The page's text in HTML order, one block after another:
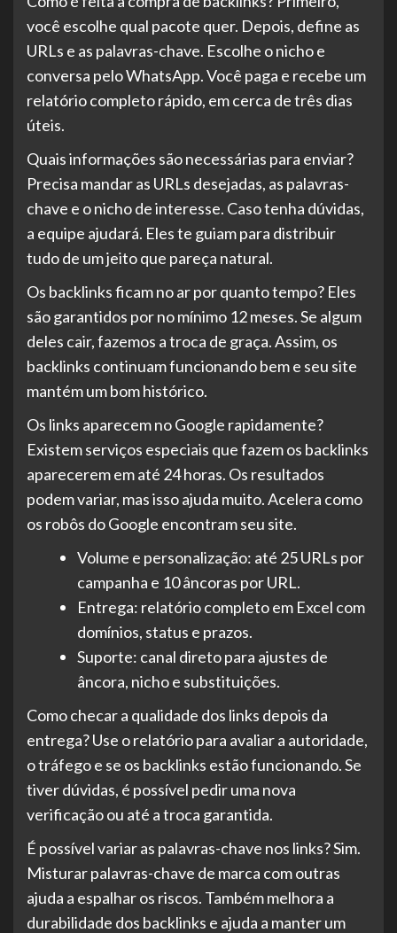
você escolhe qual pacote quer. Depois, define as
URLs e as palavras-chave. Escolhe o nicho e
conversa pelo WhatsApp. Você paga e recebe um
relatório completo rápido, em cerca de três dias
úteis.
Quais informações são necessárias para enviar?
Precisa mandar as URLs desejadas, as palavras-
chave e o nicho de interesse. Caso tenha dúvidas,
a equipe ajudará. Eles te guiam para distribuir
tudo de um jeito que pareça natural.
Os backlinks ficam no ar por quanto tempo? Eles
são garantidos por no mínimo 12 meses. Se algum
deles cair, fazemos a troca de graça. Assim, os
backlinks continuam funcionando bem e seu site
mantém um bom histórico.
Os links aparecem no Google rapidamente?
Existem serviços especiais que fazem os backlinks
aparecerem em até 24 horas. Os resultados
podem variar, mas isso ajuda muito. Acelera como
os robôs do Google encontram seu site.
Volume e personalização: até 25 URLs por
campanha e 10 âncoras por URL.
Entrega: relatório completo em Excel com
domínios, status e prazos.
Suporte: canal direto para ajustes de
âncora, nicho e substituições.
Como checar a qualidade dos links depois da
entrega? Use o relatório para avaliar a autoridade,
o tráfego e se os backlinks estão funcionando. Se
tiver dúvidas, é possível pedir uma nova
verificação ou até a troca garantida.
É possível variar as palavras-chave nos links? Sim.
Misturar palavras-chave de marca com outras
ajuda a espalhar os riscos. Também melhora a
durabilidade dos backlinks e ajuda a manter um